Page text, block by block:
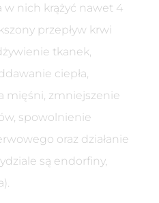
w nich krążyć nawet 4
przepływ krwi
tkanek,
ciepła,
mięśni, zmniejszenie
spowolnienie
oraz działanie
są endorfiny,